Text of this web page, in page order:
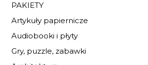
PAKIETY
Artykuły papiernicze
Audiobooki i płyty
Gry, puzzle, zabawki